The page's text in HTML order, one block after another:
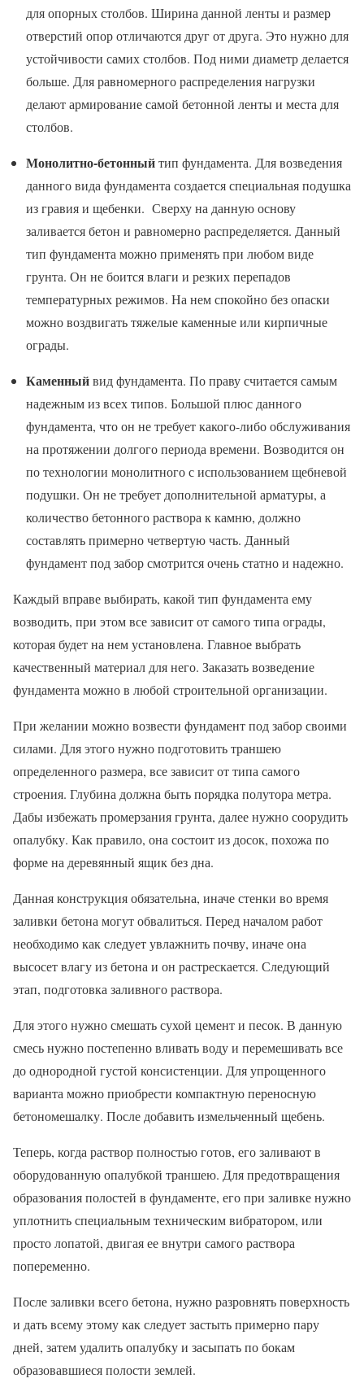
для опорных столбов. Ширина данной ленты и размер
отверстий опор отличаются друг от друга. Это нужно для
устойчивости самих столбов. Под ними диаметр делается
больше. Для равномерного распределения нагрузки
делают армирование самой бетонной ленты и места для
столбов.
Монолитно-бетонныйтип фундамента. Для возведения
данного вида фундамента создается специальная подушка
из гравия и щебенки. Сверху на данную основу
заливается бетон и равномерно распределяется. Данный
тип фундамента можно применять при любом виде
грунта. Он не боится влаги и резких перепадов
температурных режимов. На нем спокойно без опаски
можно воздвигать тяжелые каменные или кирпичные
ограды.
Каменныйвид фундамента. По праву считается самым
надежным из всех типов. Большой плюс данного
фундамента, что он не требует какого-либо обслуживания
на протяжении долгого периода времени. Возводится он
по технологии монолитного с использованием щебневой
подушки. Он не требует дополнительной арматуры, а
количество бетонного раствора к камню, должно
составлять примерно четвертую часть. Данный
фундамент под забор смотрится очень статно и надежно.
Каждый вправе выбирать, какой тип фундамента ему
возводить, при этом все зависит от самого типа ограды,
которая будет на нем установлена. Главное выбрать
качественный материал для него. Заказать возведение
фундамента можно в любой строительной организации.
При желании можно возвести фундамент под забор своими
силами. Для этого нужно подготовить траншею
определенного размера, все зависит от типа самого
строения. Глубина должна быть порядка полутора метра.
Дабы избежать промерзания грунта, далее нужно соорудить
опалубку. Как правило, она состоит из досок, похожа по
форме на деревянный ящик без дна.
Данная конструкция обязательна, иначе стенки во время
заливки бетона могут обвалиться. Перед началом работ
необходимо как следует увлажнить почву, иначе она
высосет влагу из бетона и он растрескается. Следующий
этап, подготовка заливного раствора.
Для этого нужно смешать сухой цемент и песок. В данную
смесь нужно постепенно вливать воду и перемешивать все
до однородной густой консистенции. Для упрощенного
варианта можно приобрести компактную переносную
бетономешалку. После добавить измельченный щебень.
Теперь, когда раствор полностью готов, его заливают в
оборудованную опалубкой траншею. Для предотвращения
образования полостей в фундаменте, его при заливке нужно
уплотнить специальным техническим вибратором, или
просто лопатой, двигая ее внутри самого раствора
попеременно.
После заливки всего бетона, нужно разровнять поверхность
и дать всему этому как следует застыть примерно пару
дней, затем удалить опалубку и засыпать по бокам
образовавшиеся полости землей.